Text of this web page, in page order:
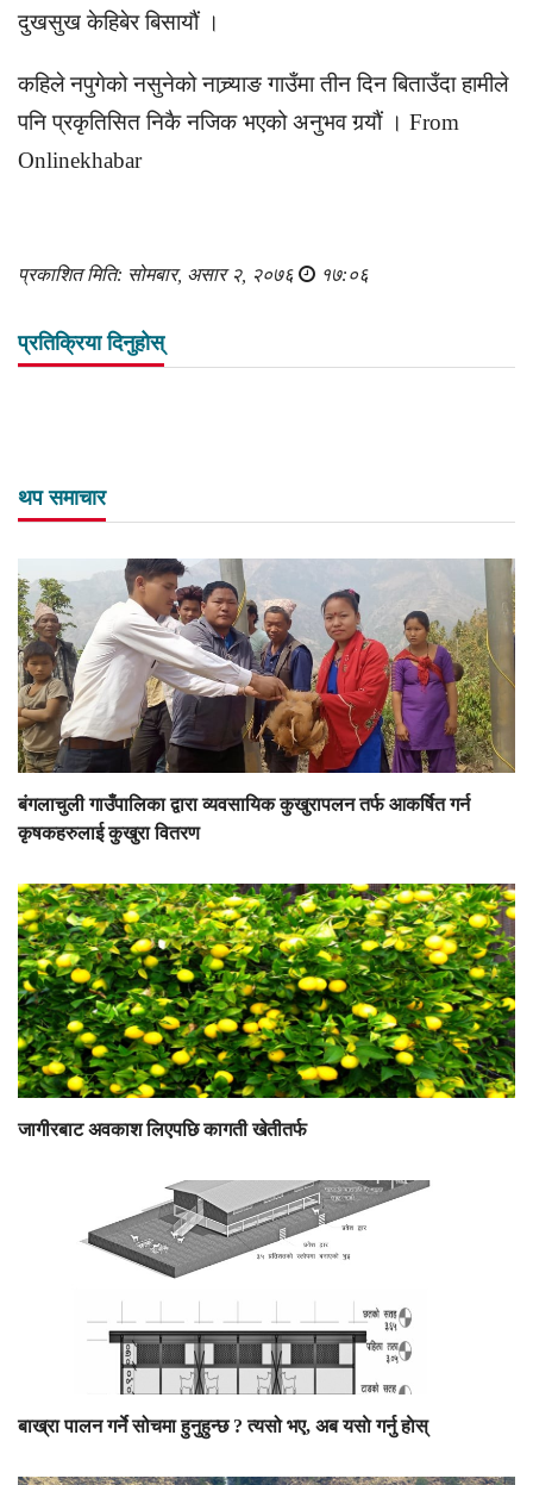
दुखसुख केहिबेर बिसायौं ।
कहिले नपुगेको नसुनेको नाच्र्याङ गाउँमा तीन दिन बिताउँदा हामीले
पनि प्रकृतिसित निकै नजिक भएको अनुभव गर्‍यौं । From
Onlinekhabar
प्रकाशित मिति: सोमबार, असार २, २०७६ १७:०६
प्रतिक्रिया दिनुहोस्
थप समाचार
बंगलाचुली गाउँपालिका द्वारा व्यवसायिक कुखुरापलन तर्फ आकर्षित गर्न
कृषकहरुलाई कुखुरा वितरण
जागीरबाट अवकाश लिएपछि कागती खेतीतर्फ
बाख्रा पालन गर्ने सोचमा हुनुहुन्छ ? त्यसो भए, अब यसाे गर्नु हाेस्